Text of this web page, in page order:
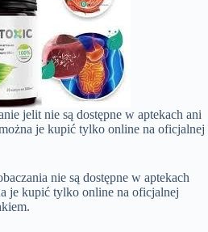
jelit nie są dostępne w aptekach ani
je kupić tylko online na oficjalnej
nie są dostępne w aptekach
je kupić tylko online na oficjalnej